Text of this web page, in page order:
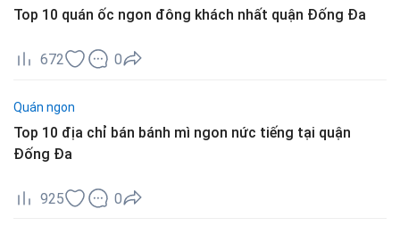
Top 10 quán ốc ngon đông khách nhất quận Đống Đa
672 0
Quán ngon
Top 10 địa chỉ bán bánh mì ngon nức tiếng tại quận
Đống Đa
925 0